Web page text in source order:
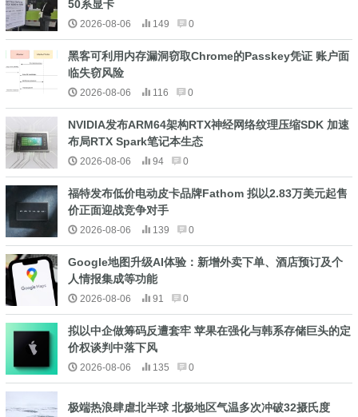
50系显卡
2026-08-06 149 0
黑客可利用内存漏洞窃取Chrome的Passkey凭证 账户面
临失窃风险
2026-08-06 116 0
NVIDIA发布ARM64架构RTX神经网络纹理压缩SDK 加速
布局RTX Spark笔记本生态
2026-08-06 94 0
福特发布低价电动皮卡品牌Fathom 拟以2.83万美元起售
价正面迎战竞争对手
2026-08-06 139 0
Google地图升级AI体验：新增外卖下单、酒店预订及个
人情报集成等功能
2026-08-06 91 0
拟以中企做筹码反遭套牢 苹果在强化与韩系存储巨头的定
价权谈判中落下风
2026-08-06 135 0
极端热浪肆虐北半球 北极地区气温多次冲破32摄氏度